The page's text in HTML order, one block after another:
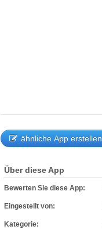
ähnliche App erstellen
Über diese App
Bewerten Sie diese App:
Eingestellt von:
Kategorie: